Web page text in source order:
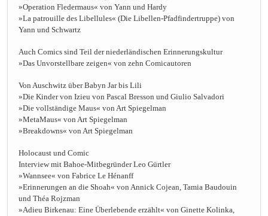
»Operation Fledermaus« von Yann und Hardy
»La patrouille des Libellules« (Die Libellen-Pfadfindertruppe) von
Yann und Schwartz
Auch Comics sind Teil der niederländischen Erinnerungskultur
»Das Unvorstellbare zeigen« von zehn Comicautoren
Von Auschwitz über Babyn Jar bis Lili
»Die Kinder von Izieu von Pascal Bresson und Giulio Salvadori
»Die vollständige Maus« von Art Spiegelman
»MetaMaus« von Art Spiegelman
»Breakdowns« von Art Spiegelman
Holocaust und Comic
Interview mit Bahoe-Mitbegründer Leo Gürtler
»Wannsee« von Fabrice Le Hénanff
»Erinnerungen an die Shoah« von Annick Cojean, Tamia Baudouin
und Théa Rojzman
»Adieu Birkenau: Eine Überlebende erzählt« von Ginette Kolinka,